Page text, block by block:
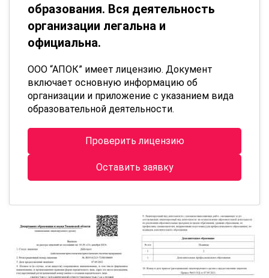
образования. Вся деятельность
организации легальна и
официальна.
ООО “АПОК” имеет лицензию. Документ
включает основную информацию об
организации и приложение с указанием вида
образовательной деятельности.
Проверить лицензию
Оставить заявку